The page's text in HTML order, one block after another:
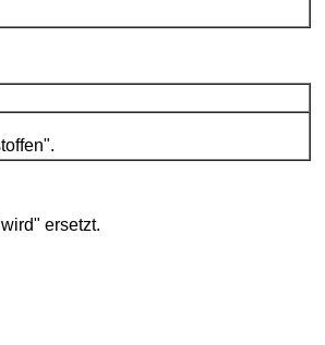
ersetzt.